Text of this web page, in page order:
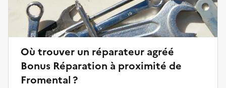
Où trouver un réparateur agréé
Bonus Réparation à proximité de
Fromental ?